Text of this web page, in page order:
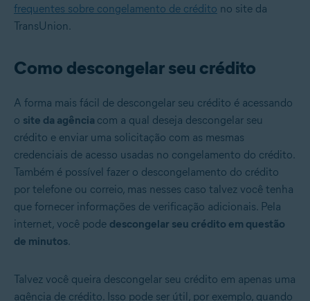
frequentes sobre congelamento de crédito no site da
TransUnion.
Como descongelar seu crédito
A forma mais fácil de descongelar seu crédito é acessando
o site da agência com a qual deseja descongelar seu
crédito e enviar uma solicitação com as mesmas
credenciais de acesso usadas no congelamento do crédito.
Também é possível fazer o descongelamento do crédito
por telefone ou correio, mas nesses caso talvez você tenha
que fornecer informações de verificação adicionais. Pela
internet, você pode descongelar seu crédito em questão
de minutos.
Talvez você queira descongelar seu crédito em apenas uma
agência de crédito. Isso pode ser útil, por exemplo, quando